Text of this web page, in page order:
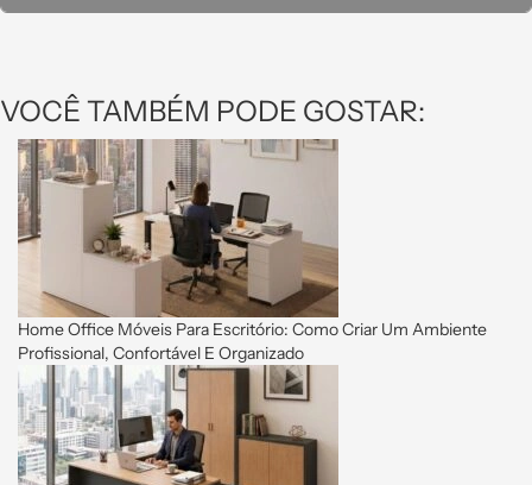
VOCÊ TAMBÉM PODE GOSTAR:
Home Office Móveis Para Escritório: Como Criar Um Ambiente
Profissional, Confortável E Organizado